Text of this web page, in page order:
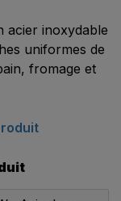
acier inoxydable
uniformes de
fromage et